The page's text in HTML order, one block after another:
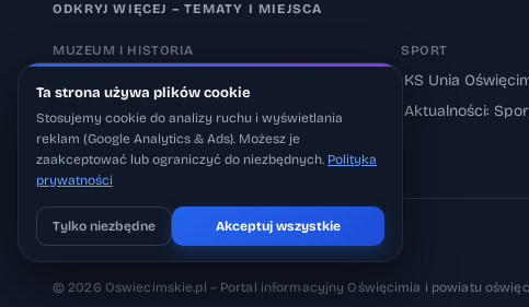
ODKRYJ WIĘCEJ – TEMATY I MIEJSCA
MUZEUM I HISTORIA
› Aktualności: Muzeum
›Aktualności: Historia
SPORT
›KS Unia
Aktualności:
© 2026 Oswiecimskie.pl – Portal informacyjny Oświęcimia i powiatu
Ta strona używa plików cookie
Stosujemy cookie do analizy ruchu i wyświetlania
reklam (Google Analytics & Ads). Możesz je
zaakceptować lub ograniczyć do niezbędnych. Polityka
prywatności
Tylko niezbędne Akceptuj wszystkie
Pobierz na iOS